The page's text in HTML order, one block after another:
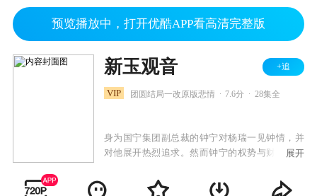
预览播放中，打开优酷APP看高清完整版
新玉观音 +追
VIP 团圆结局一改原版悲情 7.6分 28集全
身为国宁集团副总裁的钟宁对杨瑞一见钟情，并
对他展开热烈追求。然而钟宁的权势与财富没有
工安心。另一个小伙子也在苦苦寻找安心，他就
展开